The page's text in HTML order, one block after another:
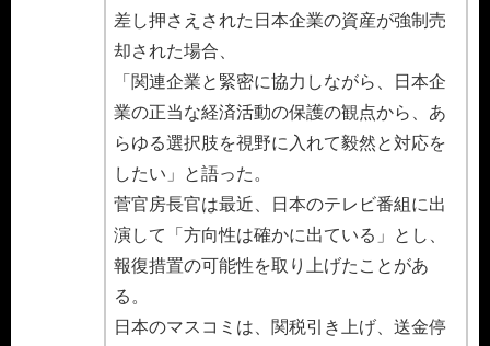
差し押さえされた日本企業の資産が強制売
却された場合、
「関連企業と緊密に協力しながら、日本企
業の正当な経済活動の保護の観点から、あ
らゆる選択肢を視野に入れて毅然と対応を
したい」と語った。
菅官房長官は最近、日本のテレビ番組に出
演して「方向性は確かに出ている」とし、
報復措置の可能性を取り上げたことがあ
る。
日本のマスコミは、関税引き上げ、送金停